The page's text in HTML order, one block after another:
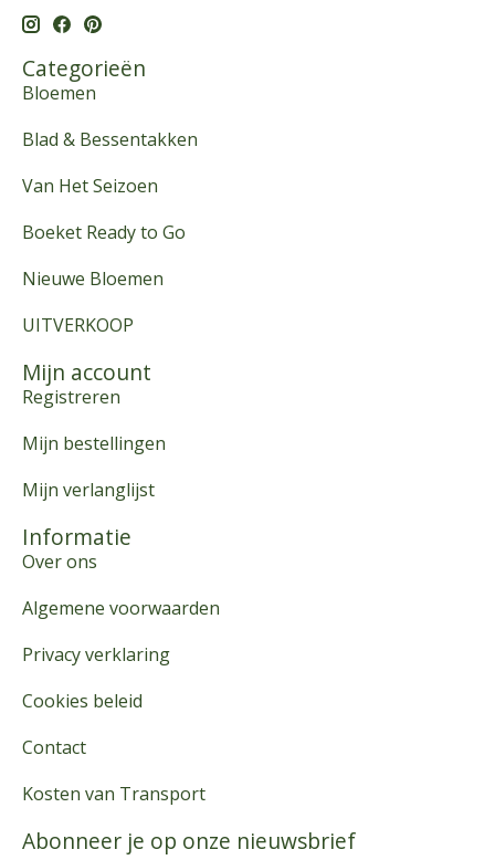
Categorieën
Bloemen
Blad & Bessentakken
Van Het Seizoen
Boeket Ready to Go
Nieuwe Bloemen
UITVERKOOP
Mijn account
Registreren
Mijn bestellingen
Mijn verlanglijst
Informatie
Over ons
Algemene voorwaarden
Privacy verklaring
Cookies beleid
Contact
Kosten van Transport
Abonneer je op onze nieuwsbrief